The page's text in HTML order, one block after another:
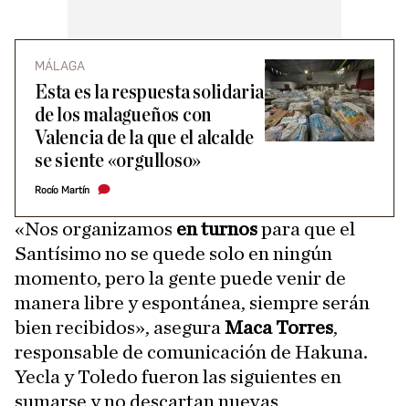
MÁLAGA
Esta es la respuesta solidaria
de los malagueños con
Valencia de la que el alcalde
se siente «orgulloso»
Rocío Martín
«Nos organizamos en turnospara que el
Santísimo no se quede solo en ningún
momento, pero la gente puede venir de
manera libre y espontánea, siempre serán
bien recibidos», asegura Maca Torres,
responsable de comunicación de Hakuna.
Yecla y Toledo fueron las siguientes en
sumarse y no descartan nuevas